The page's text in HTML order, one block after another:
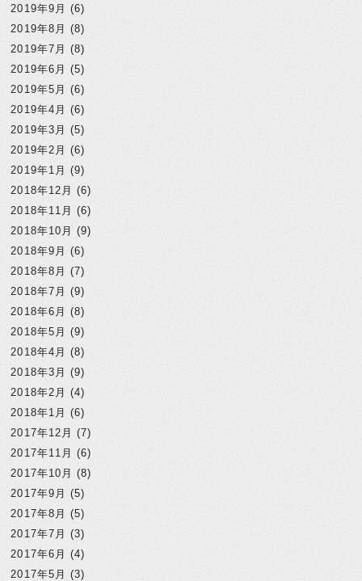
2019年9月 (6)
2019年8月 (8)
2019年7月 (8)
2019年6月 (5)
2019年5月 (6)
2019年4月 (6)
2019年3月 (5)
2019年2月 (6)
2019年1月 (9)
2018年12月 (6)
2018年11月 (6)
2018年10月 (9)
2018年9月 (6)
2018年8月 (7)
2018年7月 (9)
2018年6月 (8)
2018年5月 (9)
2018年4月 (8)
2018年3月 (9)
2018年2月 (4)
2018年1月 (6)
2017年12月 (7)
2017年11月 (6)
2017年10月 (8)
2017年9月 (5)
2017年8月 (5)
2017年7月 (3)
2017年6月 (4)
2017年5月 (3)